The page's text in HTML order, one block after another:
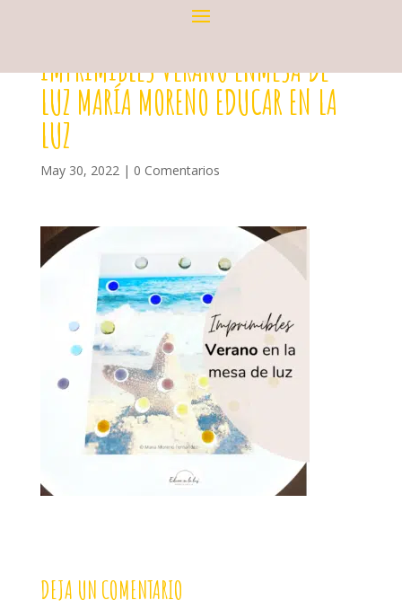
IMPRIMIBLES VERANO ENMESA DE
LUZ MARÍA MORENO EDUCAR EN LA
LUZ
May 30, 2022| 0 Comentarios
DEJA UN COMENTARIO